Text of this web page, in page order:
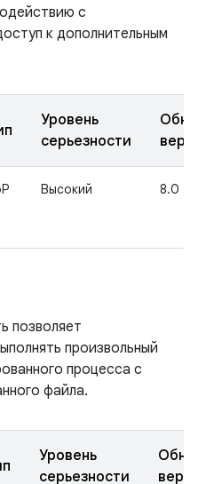
с
к дополнительным
Уровень
серьезности
Высокий 8.0
позволяет
произвольный
процесса с
файла.
Уровень
серьезности